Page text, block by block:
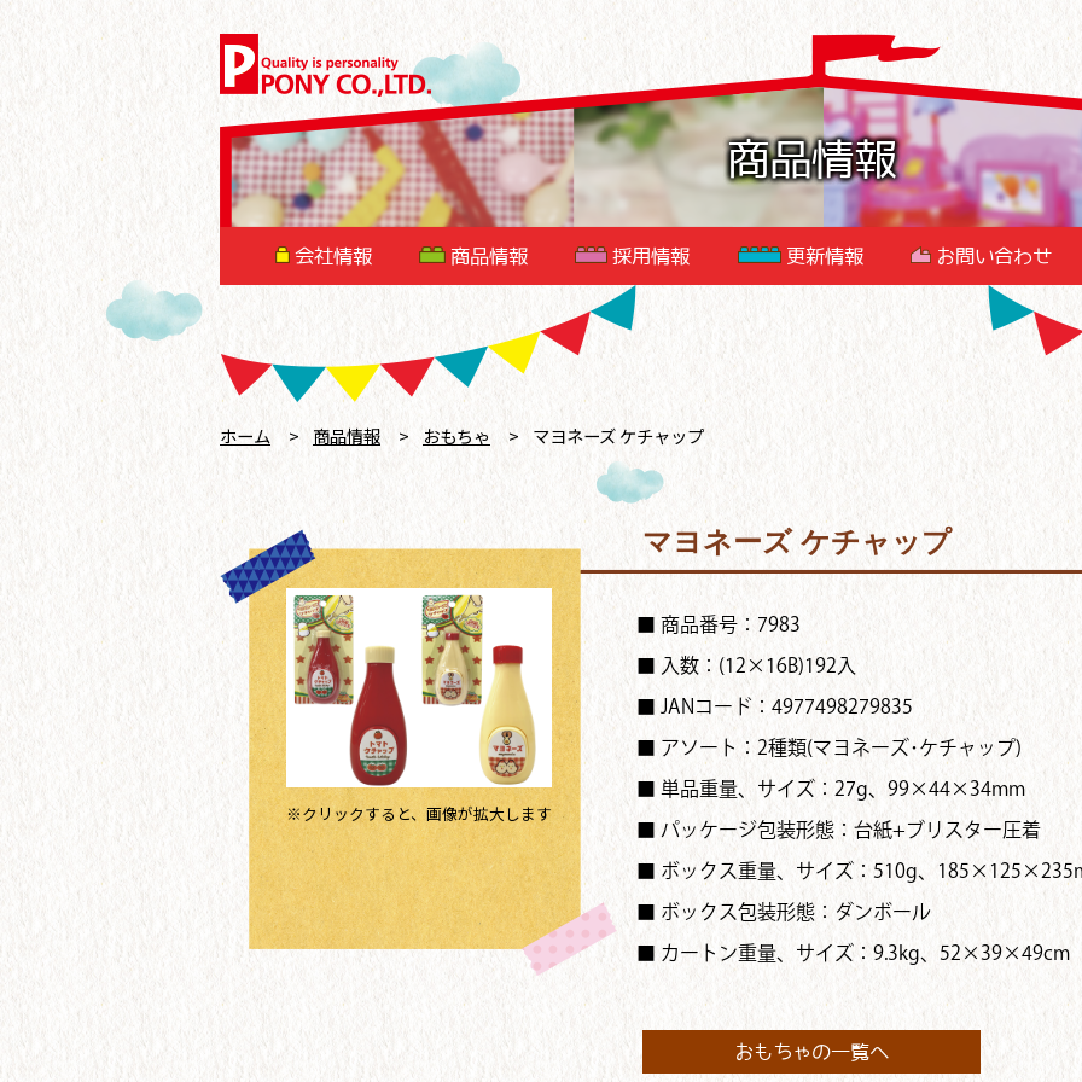
商品情報
会社情報 商品情報 採用情報 更新情報 お問い合わせ
ホーム > 商品情報 > おもちゃ > マヨネーズ ケチャップ
マヨネーズ ケチャップ
※クリックすると、画像が拡大します
■ 商品番号：7983
■ 入数：(12×16B)192入
■ JANコード：4977498279835
■ アソート：2種類(マヨネーズ･ケチャップ)
■ 単品重量、サイズ：27g、99×44×34mm
■ パッケージ包装形態：台紙+ブリスター圧着
■ ボックス重量、サイズ：510g、
■ ボックス包装形態：ダンボール
■ カートン重量、サイズ：9.3kg、52×39×49cm
おもちゃの一覧へ